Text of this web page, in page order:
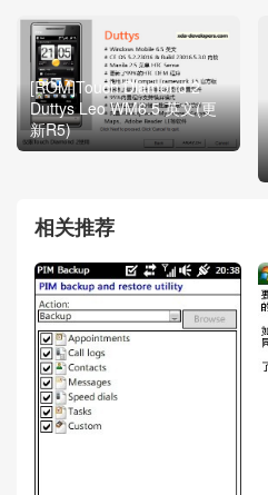
[ROM]Touch Diamond 2
Duttys Leo WM6.5 英文(更
新R5)
相关推荐